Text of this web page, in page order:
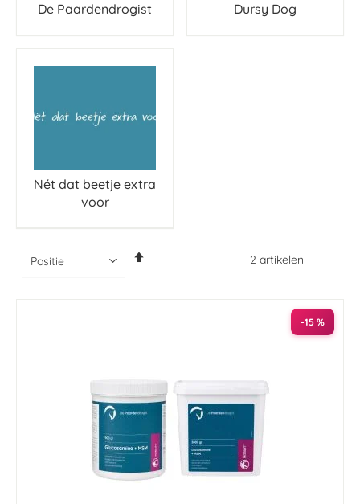
De Paardendrogist Dursy Dog
Nét dat beetje extra
voor
2 artikelen
-15 %